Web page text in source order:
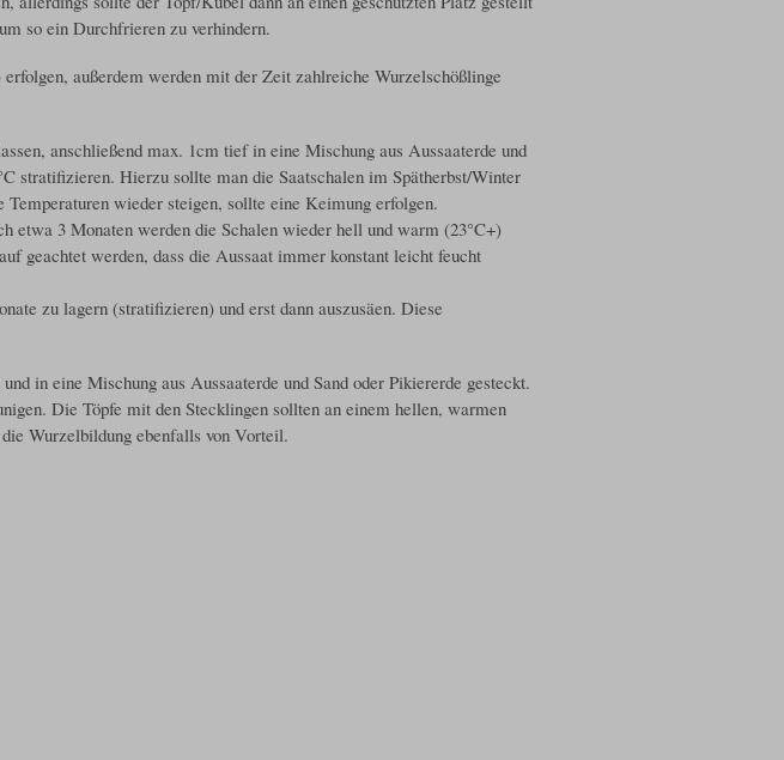
so ein Durchfrieren zu verhindern.
außerdem werden mit der Zeit zahlreiche Wurzelschößlinge
anschließend max. 1cm tief in eine Mischung aus Aussaaterde und
stratifizieren. Hierzu sollte man die Saatschalen im Spätherbst/Winter
wieder steigen, sollte eine Keimung erfolgen.
etwa 3 Monaten werden die Schalen wieder hell und warm (23°C+)
geachtet werden, dass die Aussaat immer konstant leicht feucht
zu lagern (stratifizieren) und erst dann auszusäen. Diese
in eine Mischung aus Aussaaterde und Sand oder Pikiererde gesteckt.
Die Töpfe mit den Stecklingen sollten an einem hellen, warmen
Wurzelbildung ebenfalls von Vorteil.